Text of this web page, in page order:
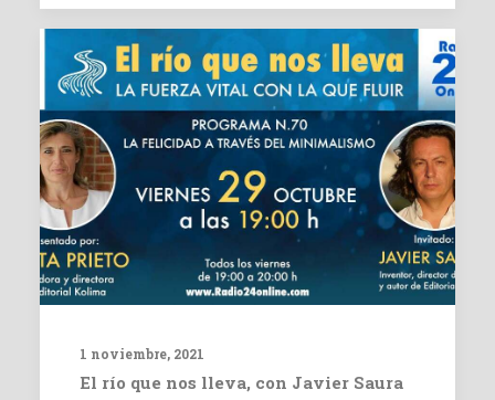
1 noviembre, 2021
El río que nos lleva, con Javier Saura